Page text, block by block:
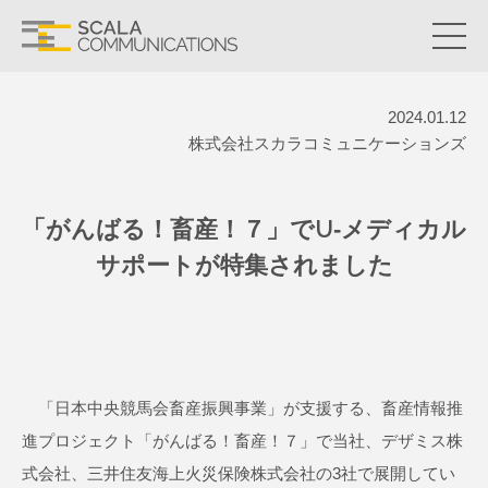
2024.01.12
株式会社スカラコミュニケーションズ
「がんばる！畜産！７」でU-メディカル
サポートが特集されました
「日本中央競馬会畜産振興事業」が支援する、畜産情報推
進プロジェクト「がんばる！畜産！７」で当社、デザミス株
式会社、三井住友海上火災保険株式会社の3社で展開してい